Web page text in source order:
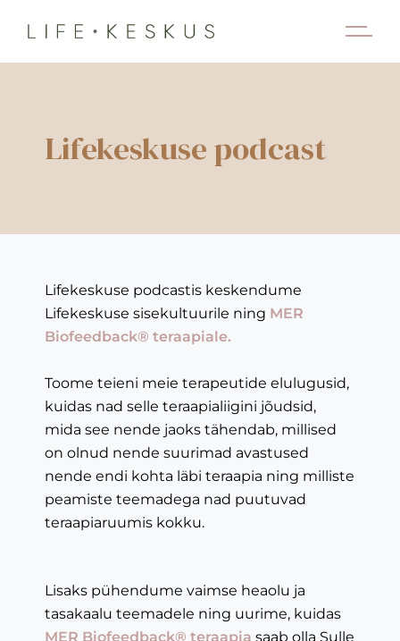
Lifekeskuse podcast
Lifekeskuse podcastis keskendume
Lifekeskuse sisekultuurile ning MER
Biofeedback® teraapiale.
Toome teieni meie terapeutide elulugusid,
kuidas nad selle teraapialiigini jõudsid,
mida see nende jaoks tähendab, millised
on olnud nende suurimad avastused
nende endi kohta läbi teraapia ning milliste
peamiste teemadega nad puutuvad
teraapiaruumis kokku.
Lisaks pühendume vaimse heaolu ja
tasakaalu teemadele ning uurime, kuidas
MER Biofeedback® teraapia saab olla Sulle